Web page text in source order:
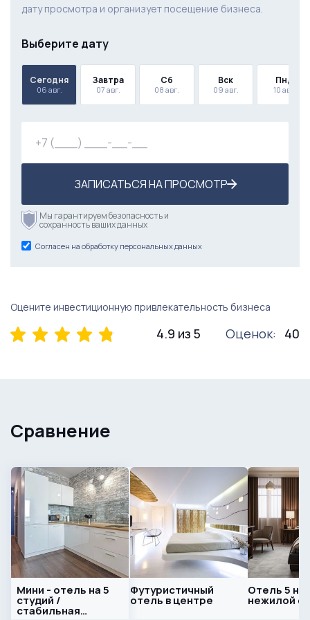
дату просмотра и организует посещение бизнеса.
Выберите дату
Сегодня
06 авг.
Завтра
07 авг.
Сб
08 авг.
Вск
09 авг.
Пнд
10 авг.
ЗАПИСАТЬСЯ НА ПРОСМОТР
Мы гарантируем безопасность и
сохранность ваших данных
Согласен на обработку персональных данных
Оцените инвестиционную привлекательность бизнеса
4.9 из 5 Оценок: 40
Сравнение
Мини - отель на 5
студий /
стабильная
Футуристичный
отель в центре
Отель 5
нежилой